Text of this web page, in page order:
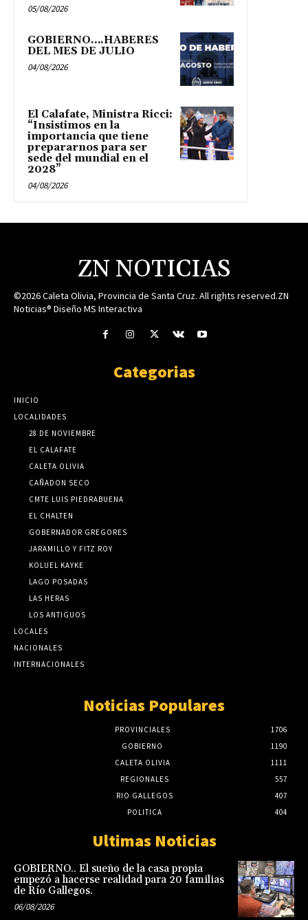
05/08/2026
GOBIERNO….HABERES
DEL MES DE JULIO
04/08/2026
El Calafate, Ministra Ricci:
“Insistimos en la
importancia que tiene
prepararnos para ser
sede del mundial en el
2028”
04/08/2026
ZN NOTICIAS
©2026 Caleta Olivia, Provincia de Santa Cruz. All rights reserved.ZN
Noticias® Diseño MS Interactiva
Categorias
INICIO
LOCALIDADES
28 DE NOVIEMBRE
EL CALAFATE
CALETA OLIVIA
CAÑADON SECO
CMTE LUIS PIEDRABUENA
EL CHALTEN
GOBERNADOR GREGORES
JARAMILLO Y FITZ ROY
KOLUEL KAYKE
LAGO POSADAS
LAS HERAS
LOS ANTIGUOS
LOCALES
NACIONALES
INTERNACIONALES
Noticias Populares
PROVINCIALES
1706
GOBIERNO
1190
CALETA OLIVIA
1111
REGIONALES
557
RIO GALLEGOS
407
POLITICA
404
Ultimas Noticias
GOBIERNO.. El sueño de la casa propia
empezó a hacerse realidad para 20 familias
de Río Gallegos.
06/08/2026